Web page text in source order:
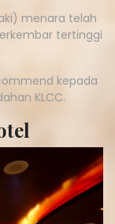
menara telah
tertinggi
kepada
KLCC.